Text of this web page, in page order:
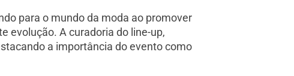
para o mundo da moda ao promover
evolução. A curadoria do line-up,
a importância do evento como